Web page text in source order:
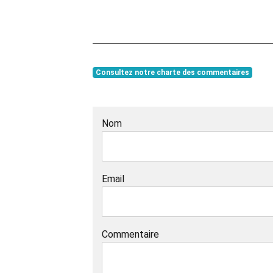
Consultez notre charte des commentaires
Nom
Email
Commentaire